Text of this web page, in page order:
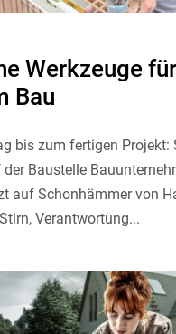
Werkzeuge
Bau
bis zum fertigen Projekt:
Baustelle
auf Schonhämmer von
Verantwortung...